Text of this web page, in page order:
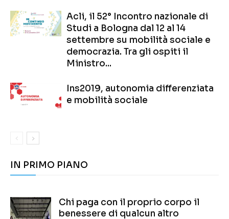
Acli, il 52° Incontro nazionale di
Studi a Bologna dal 12 al 14
settembre su mobilità sociale e
democrazia. Tra gli ospiti il
Ministro...
Ins2019, autonomia differenziata
e mobilità sociale
IN PRIMO PIANO
Chi paga con il proprio corpo il
benessere di qualcun altro